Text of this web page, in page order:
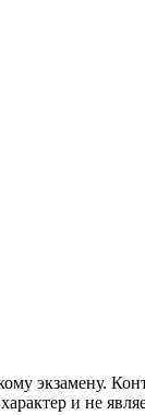
экзамену.
и не